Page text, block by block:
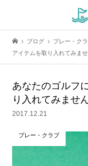
ブログ プレー・ク
アイテムを取り入れてみま
あなたのゴルフ
り入れてみませ
2017.12.21
プレー・クラブ